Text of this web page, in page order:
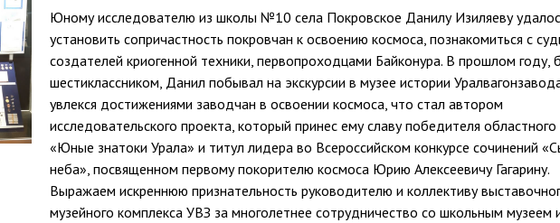
Юному исследователю из школы №10 села Покровское Данилу Изиляеву
установить сопричастность покровчан к освоению космоса, познакомиться с
создателей криогенной техники, первопроходцами Байконура. В прошлом году,
шестиклассником, Данил побывал на экскурсии в музее истории
увлекся достижениями заводчан в освоении космоса, что стал автором
исследовательского проекта, который принес ему славу победителя областного
«Юные знатоки Урала» и титул лидера во Всероссийском конкурсе сочинений
неба», посвященном первому покорителю космоса Юрию Алексеевичу Гагарину.
Выражаем искреннюю признательность руководителю и коллективу
музейного комплекса УВЗ за многолетнее сотрудничество со школьным музеем